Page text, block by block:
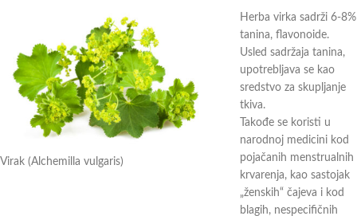
Virak (Alchemilla vulgaris)
Herba virka sadrži 6-8%
tanina, flavonoide.
Usled sadržaja tanina,
upotrebljava se kao
sredstvo za skupljanje
tkiva.
Takođe se koristi u
narodnoj medicini kod
pojačanih menstrualnih
krvarenja, kao sastojak
„ženskih“ čajeva i kod
blagih, nespecifičnih